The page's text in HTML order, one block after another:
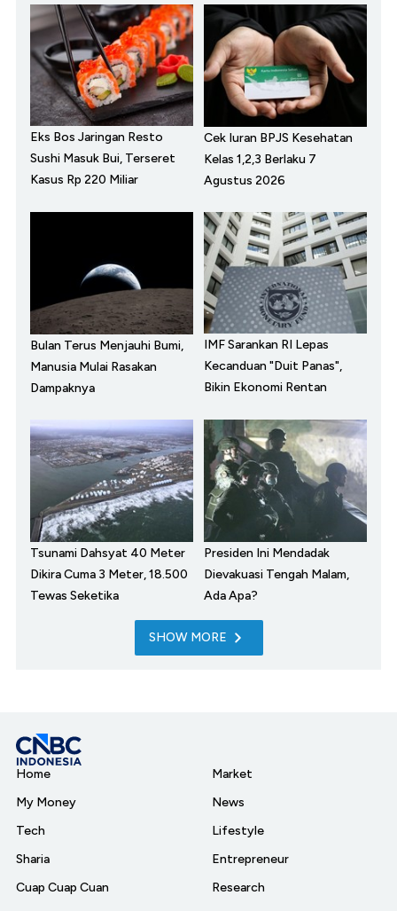
Eks Bos Jaringan Resto
Sushi Masuk Bui, Terseret
Kasus Rp 220 Miliar
Cek Iuran BPJS Kesehatan
Kelas 1,2,3 Berlaku 7
Agustus 2026
Bulan Terus Menjauhi Bumi,
Manusia Mulai Rasakan
Dampaknya
IMF Sarankan RI Lepas
Kecanduan "Duit Panas",
Bikin Ekonomi Rentan
Tsunami Dahsyat 40 Meter
Dikira Cuma 3 Meter, 18.500
Tewas Seketika
Presiden Ini Mendadak
Dievakuasi Tengah Malam,
Ada Apa?
SHOW MORE
Home
My Money
Tech
Sharia
Cuap Cuap Cuan
Market
News
Lifestyle
Entrepreneur
Research